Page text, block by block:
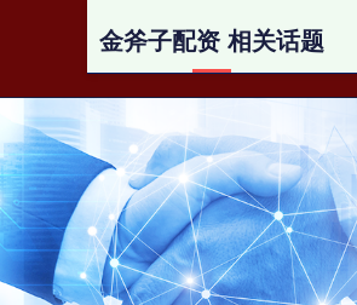
金斧子配资 相关话题